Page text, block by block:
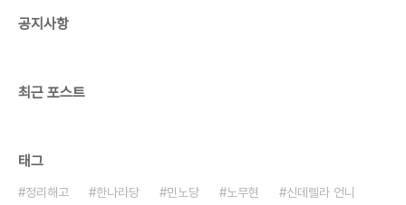
않겠다는 약속을 해야 했다. 그러나 영악한 헤르메스
공지사항
최근 포스트
태그
정리해고 한나라당 민노당 노무현
신데렐라 언니